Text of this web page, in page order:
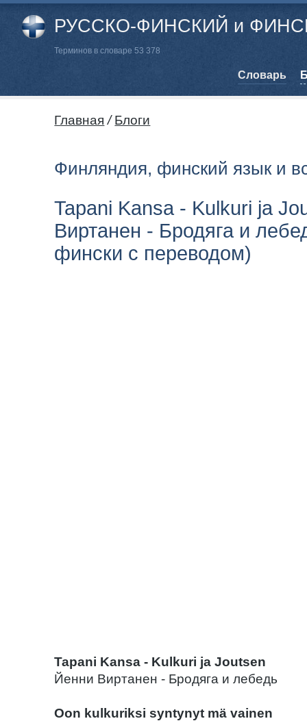
РУССКО-ФИНСКИЙ и
Терминов в словаре 53 378
Cловарь
Главная / Блоги
Финляндия, финский язык и
Tapani Kansa - Kulkuri ja
Виртанен - Бродяга и
фински с переводом)
Tapani Kansa - Kulkuri ja Joutsen
Йенни Виртанен - Бродяга и лебедь
Oon kulkuriksi syntynyt mä vainen